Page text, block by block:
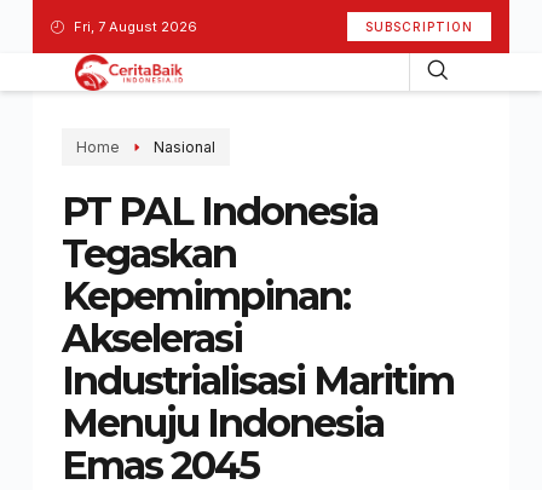
Fri, 7 August 2026 SUBSCRIPTION
Home Nasional
PT PAL Indonesia
Tegaskan
Kepemimpinan:
Akselerasi
Industrialisasi Maritim
Menuju Indonesia
Emas 2045